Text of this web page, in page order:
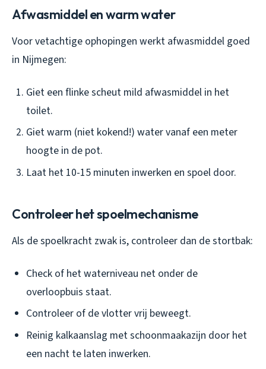
Afwasmiddel en warm water
Voor vetachtige ophopingen werkt afwasmiddel goed
in Nijmegen:
Giet een flinke scheut mild afwasmiddel in het
toilet.
Giet warm (niet kokend!) water vanaf een meter
hoogte in de pot.
Laat het 10-15 minuten inwerken en spoel door.
Controleer het spoelmechanisme
Als de spoelkracht zwak is, controleer dan de stortbak:
Check of het waterniveau net onder de
overloopbuis staat.
Controleer of de vlotter vrij beweegt.
Reinig kalkaanslag met schoonmaakazijn door het
een nacht te laten inwerken.